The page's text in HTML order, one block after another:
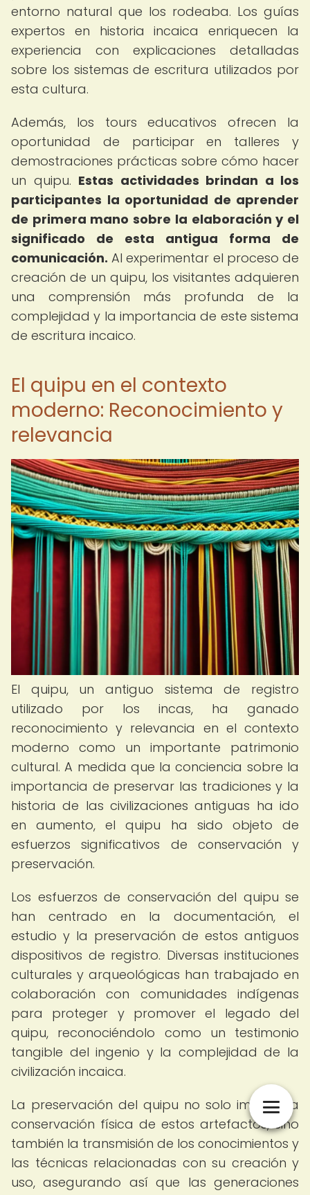
entorno natural que los rodeaba. Los guías
expertos en historia incaica enriquecen la
experiencia con explicaciones detalladas
sobre los sistemas de escritura utilizados por
esta cultura.
Además, los tours educativos ofrecen la
oportunidad de participar en talleres y
demostraciones prácticas sobre cómo hacer
un quipu. Estas actividades brindan a los
participantes la oportunidad de aprender
de primera mano sobre la elaboración y el
significado de esta antigua forma de
comunicación. Al experimentar el proceso de
creación de un quipu, los visitantes adquieren
una comprensión más profunda de la
complejidad y la importancia de este sistema
de escritura incaico.
El quipu en el contexto
moderno: Reconocimiento y
relevancia
El quipu, un antiguo sistema de registro
utilizado por los incas, ha ganado
reconocimiento y relevancia en el contexto
moderno como un importante patrimonio
cultural. A medida que la conciencia sobre la
importancia de preservar las tradiciones y la
historia de las civilizaciones antiguas ha ido
en aumento, el quipu ha sido objeto de
esfuerzos significativos de conservación y
preservación.
Los esfuerzos de conservación del quipu se
han centrado en la documentación, el
estudio y la preservación de estos antiguos
dispositivos de registro. Diversas instituciones
culturales y arqueológicas han trabajado en
colaboración con comunidades indígenas
para proteger y promover el legado del
quipu, reconociéndolo como un testimonio
tangible del ingenio y la complejidad de la
civilización incaica.
La preservación del quipu no solo implica la
conservación física de estos artefactos, sino
también la transmisión de los conocimientos y
las técnicas relacionadas con su creación y
uso, asegurando así que las generaciones